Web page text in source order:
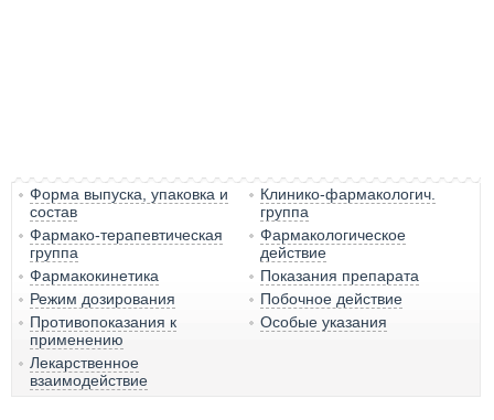
Форма выпуска, упаковка и
состав
Клинико-фармакологич.
группа
Фармако-терапевтическая
группа
Фармакологическое
действие
Фармакокинетика
Показания препарата
Режим дозирования
Побочное действие
Противопоказания к
применению
Особые указания
Лекарственное
взаимодействие